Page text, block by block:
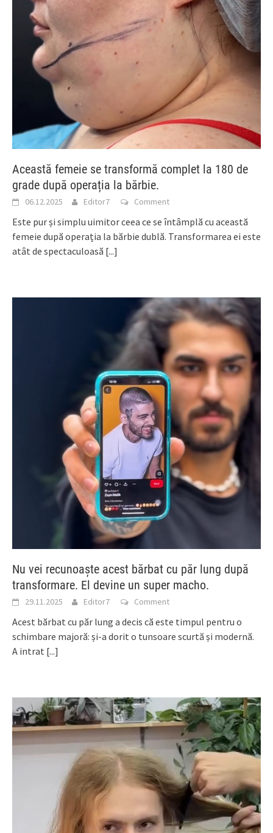
Această femeie se transformă complet la 180 de
grade după operația la bărbie.
06.12.2025 Editor7 Comment
Este pur și simplu uimitor ceea ce se întâmplă cu această
femeie după operația la bărbie dublă. Transformarea ei este
atât de spectaculoasă [...]
Nu vei recunoaște acest bărbat cu păr lung după
transformare. El devine un super macho.
29.11.2025 Editor7 Comment
Acest bărbat cu păr lung a decis că este timpul pentru o
schimbare majoră: și-a dorit o tunsoare scurtă și modernă.
A intrat [...]